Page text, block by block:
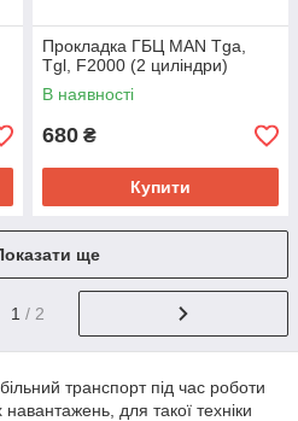
Прокладка ГБЦ MAN Tga,
Tgl, F2000 (2 циліндри)
В наявності
680 ₴
Купити
ще
1 / 2
транспорт під час роботи
для такої техніки